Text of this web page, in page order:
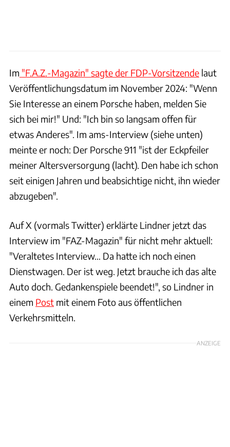
Im "F.A.Z.-Magazin" sagte der FDP-Vorsitzende laut
Veröffentlichungsdatum im November 2024: "Wenn
Sie Interesse an einem Porsche haben, melden Sie
sich bei mir!" Und: "Ich bin so langsam offen für
etwas Anderes". Im ams-Interview (siehe unten)
meinte er noch: Der Porsche 911 "ist der Eckpfeiler
meiner Altersversorgung (lacht). Den habe ich schon
seit einigen Jahren und beabsichtige nicht, ihn wieder
abzugeben".
Auf X (vormals Twitter) erklärte Lindner jetzt das
Interview im "FAZ-Magazin" für nicht mehr aktuell:
"Veraltetes Interview… Da hatte ich noch einen
Dienstwagen. Der ist weg. Jetzt brauche ich das alte
Auto doch. Gedankenspiele beendet!", so Lindner in
einem Post mit einem Foto aus öffentlichen
Verkehrsmitteln.
ANZEIGE